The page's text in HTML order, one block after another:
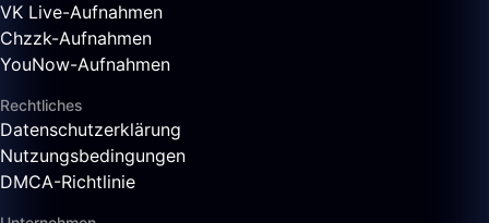
VK Live-Aufnahmen
Chzzk-Aufnahmen
YouNow-Aufnahmen
Rechtliches
Datenschutzerklärung
Nutzungsbedingungen
DMCA-Richtlinie